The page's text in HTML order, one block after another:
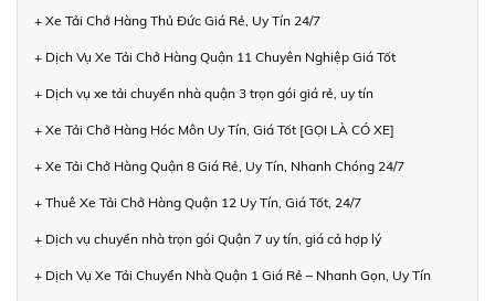
+ Xe Tải Chở Hàng Thủ Đức Giá Rẻ, Uy Tín 24/7
+ Dịch Vụ Xe Tải Chở Hàng Quận 11 Chuyên Nghiệp Giá Tốt
+ Dịch vụ xe tải chuyển nhà quận 3 trọn gói giá rẻ, uy tín
+ Xe Tải Chở Hàng Hóc Môn Uy Tín, Giá Tốt [GỌI LÀ CÓ XE]
+ Xe Tải Chở Hàng Quận 8 Giá Rẻ, Uy Tín, Nhanh Chóng 24/7
+ Thuê Xe Tải Chở Hàng Quận 12 Uy Tín, Giá Tốt, 24/7
+ Dịch vụ chuyển nhà trọn gói Quận 7 uy tín, giá cả hợp lý
+ Dịch Vụ Xe Tải Chuyển Nhà Quận 1 Giá Rẻ – Nhanh Gọn, Uy Tín